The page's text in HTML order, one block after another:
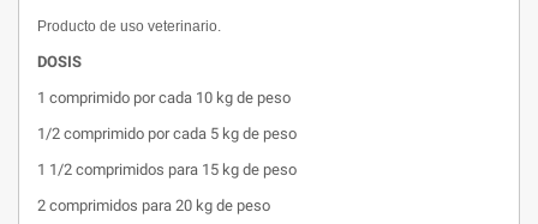
Producto de uso veterinario.
DOSIS
1 comprimido por cada 10 kg de peso
1/2 comprimido por cada 5 kg de peso
1 1/2 comprimidos para 15 kg de peso
2 comprimidos para 20 kg de peso